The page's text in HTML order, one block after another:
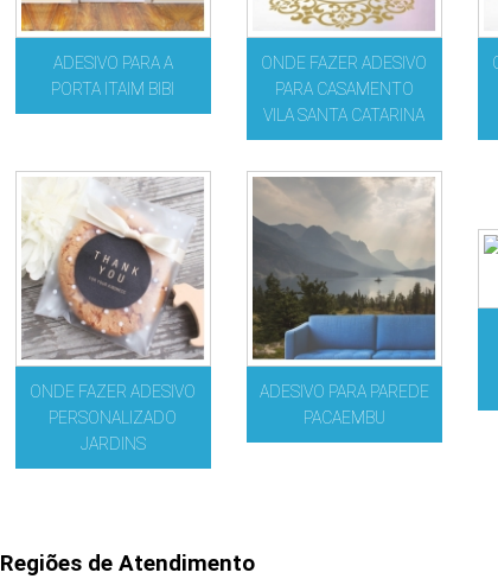
ADESIVO PARA A
PORTA ITAIM BIBI
ONDE FAZER ADESIVO
PARA CASAMENTO
VILA SANTA CATARINA
ONDE FAZER ADESIVO
PERSONALIZADO
JARDINS
ADESIVO PARA PAREDE
PACAEMBU
Regiões de Atendimento